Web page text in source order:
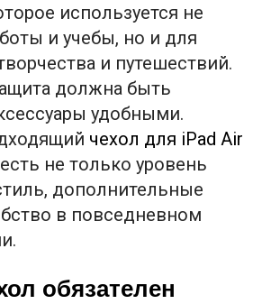
используется не
и учебы, но и для
и путешествий.
должна быть
удобными.
чехол для iPad Air
не только уровень
дополнительные
в повседневном
обязателен